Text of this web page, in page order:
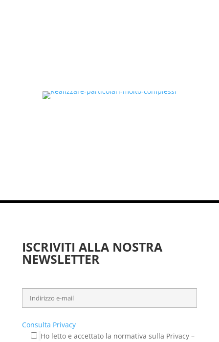
ISCRIVITI ALLA NOSTRA
NEWSLETTER
Consulta Privacy
Ho letto e accettato la normativa sulla Privacy –